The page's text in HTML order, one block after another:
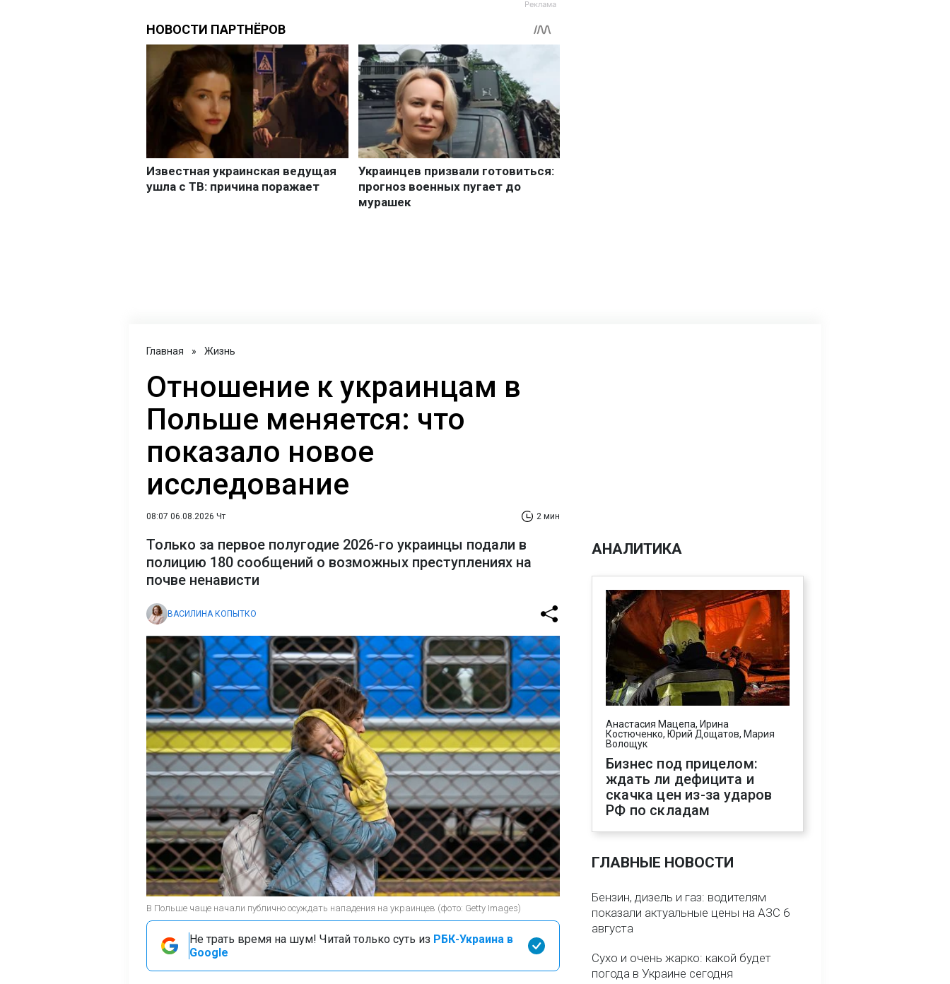
Главная » Жизнь
Отношение к украинцам в
Польше меняется: что
показало новое
исследование
08:07 06.08.2026 Чт 2 мин
Только за первое полугодие 2026-го украинцы подали в
полицию 180 сообщений о возможных преступлениях на
почве ненависти
ВАСИЛИНА КОПЫТКО
В Польше чаще начали публично осуждать нападения на украинцев (фото: Getty Images)
Не трать время на шум! Читай только суть из РБК-Украина в
Google
АНАЛИТИКА
Анастасия Мацепа, Ирина
Костюченко, Юрий Дощатов, Мария
Волощук
Бизнес под прицелом:
ждать ли дефицита и
скачка цен из-за ударов
РФ по складам
ГЛАВНЫЕ НОВОСТИ
Бензин, дизель и газ: водителям
показали актуальные цены на АЗС 6
августа
Сухо и очень жарко: какой будет
погода в Украине сегодня